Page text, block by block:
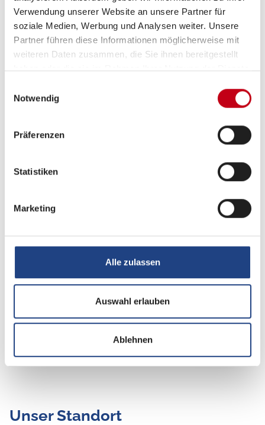
Verwendung unserer Website an unsere Partner für
soziale Medien, Werbung und Analysen weiter. Unsere
Partner führen diese Informationen möglicherweise mit
weiteren Daten zusammen, die Sie ihnen bereitgestellt
haben oder die sie im Rahmen Ihrer Nutzung der Dienste
Notwendig
Präferenzen
Statistiken
Marketing
Alle zulassen
Auswahl erlauben
Ablehnen
Jobs
Unsere Marken
Unser Standort